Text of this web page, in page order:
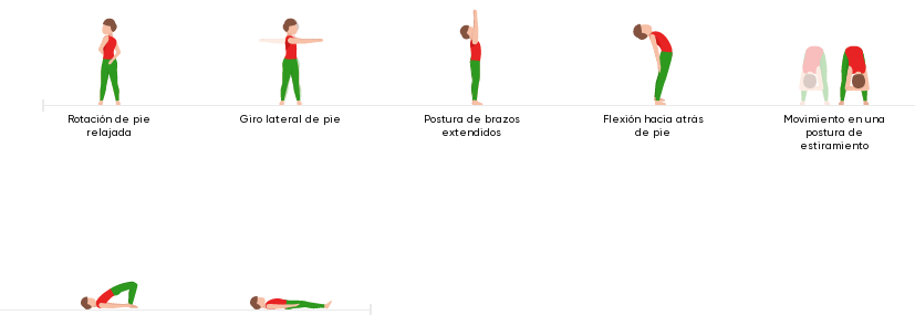
Rotación de pie
relajada
Giro lateral de pie
Postura de brazos
extendidos
Flexión hacia atrás
de pie
Movimiento en una
postura de
estiramiento